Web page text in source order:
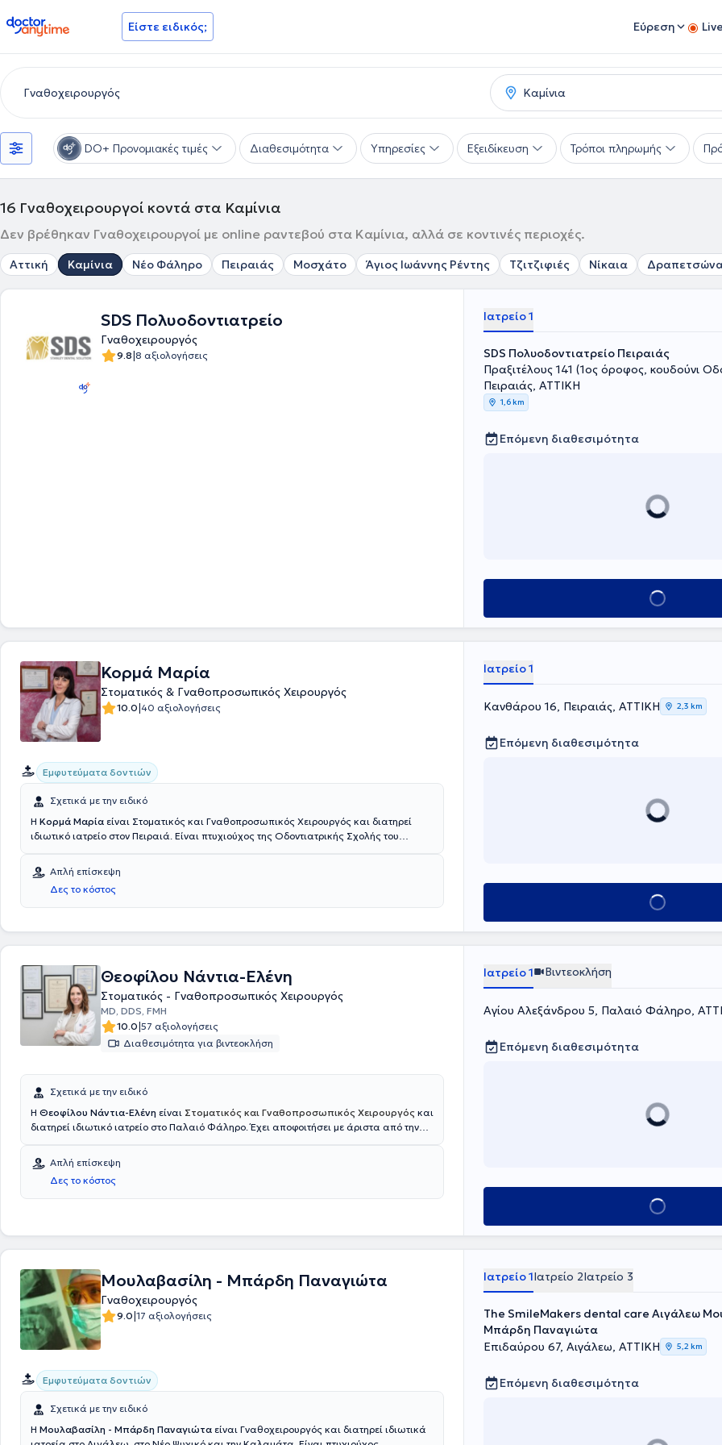
doctoranytime Είστε ειδικός; Εύρεση
DO+ Προνομιακές τιμές Διαθεσιμότητα Υπηρεσίες Εξειδίκευση Τρόποι πληρωμής
16 Γναθοχειρουργοί κοντά στα Καμίνια
Δεν βρέθηκαν Γναθοχειρουργοί με online ραντεβού στα Καμίνια, αλλά σε κοντινές περιοχές.
Αττική Καμίνια Νέο Φάληρο Πειραιάς Μοσχάτο Άγιος Ιωάννης Ρέντης Τζιτζιφιές Νίκαια
SDS Πολυοδοντιατρείο
Γναθοχειρουργός
9.8|8 αξιολογήσεις
Ιατρείο 1
SDS Πολυοδοντιατρείο Πειραιάς
Πραξιτέλους 141 (1ος όροφος, κουδούνι
Πειραιάς, ΑΤΤΙΚΗ
1,6 km
Επόμενη διαθεσιμότητα
Κλείσε ραντεβού
Κορμά Μαρία
Στοματικός & Γναθοπροσωπικός Χειρουργός
10.0|40 αξιολογήσεις
Εμφυτεύματα δοντιών
Σχετικά με την ειδικό
Η Κορμά Μαρία είναι Στοματικός και Γναθοπροσωπικός Χειρουργός και διατηρεί
ιδιωτικό ιατρείο στον Πειραιά. Είναι πτυχιούχος της Οδοντιατρικής Σχολής του
Γναθοπροσωπική χειρουργική στην Πανεπιστημιακή κλινική του Γενικού Νοσοκομείου
Αθηνών "Ευαγγελισμός". Στο ιδιωτικό της ιατρείο αναλαμβάνει τοποθέτηση
εμφυτευμάτων, αφαίρεση εγκλείστων και ημιεγκλείστων σωφρονιστήρων, αλλά και
ακρορριζεκτομές. Παράλληλα, ασχολείται με κύστες, προβλήματα κροταφογναθικής
Απλή επίσκεψη
Δες το κόστος
Ιατρείο 1
Κανθάρου 16, Πειραιάς, ΑΤΤΙΚΗ 2,3 km
Επόμενη διαθεσιμότητα
Κλείσε ραντεβού
Θεοφίλου Νάντια-Ελένη
Στοματικός - Γναθοπροσωπικός Χειρουργός
MD, DDS, FMH
10.0|57 αξιολογήσεις
Διαθεσιμότητα για βιντεοκλήση
Σχετικά με την ειδικό
Η Θεοφίλου Νάντια-Ελένη είναι Στοματικός και Γναθοπροσωπικός Χειρουργός και
διατηρεί ιδιωτικό ιατρείο στο Παλαιό Φάληρο. Έχει αποφοιτήσει με άριστα από την
και από την Οδοντιατρική σχολή του Εθνικού και Καποδιστριακού Πανεπιστημίου
Αθηνών. Εχόντας ειδικευτεί και εργαστεί ως επιμελήτρια σε μεγάλα πανεπιστημιακά
νοσοκομεία της Ελβετίας και έχοντας αποκτήσει εμπειρία σε όλο της φάσμα της
ειδικότητας, το 2024 επαναπατρίστηκε. Σ´ενα άρτια εξοπλισμένο ιατρείο, με ελβετική
Απλή επίσκεψη
Δες το κόστος
Ιατρείο 1 Βιντεοκλήση
Αγίου Αλεξάνδρου 5, Παλαιό Φάληρο,
Επόμενη διαθεσιμότητα
Κλείσε ραντεβού
Μουλαβασίλη - Μπάρδη Παναγιώτα
Γναθοχειρουργός
9.0|17 αξιολογήσεις
Εμφυτεύματα δοντιών
Σχετικά με την ειδικό
Η Μουλαβασίλη - Μπάρδη Παναγιώτα είναι Γναθοχειρουργός και διατηρεί ιδιωτικά
Ιατρείο 1Ιατρείο 2Ιατρείο 3
The SmileMakers dental care Αιγάλεω
Μπάρδη Παναγιώτα
Επιδαύρου 67, Αιγάλεω, ΑΤΤΙΚΗ
5,2 km
Επόμενη διαθεσιμότητα